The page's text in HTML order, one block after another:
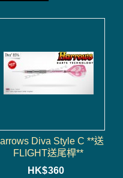
Diva Style C **送
FLIGHT送尾桿**
HK$360